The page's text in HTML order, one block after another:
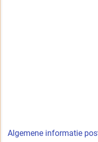
Algemene informatie